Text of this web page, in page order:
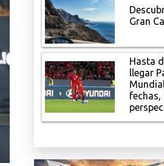
Gran
Hasta
llegar